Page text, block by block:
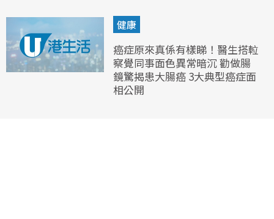
健康
癌症原來真係有樣睇！醫生搭𨋢
察覺同事面色異常暗沉 勸做腸
鏡驚揭患大腸癌 3大典型癌症面
相公開